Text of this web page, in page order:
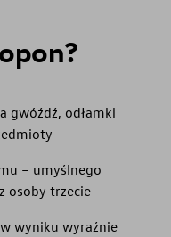
gwóźdź, odłamki
– umyślnego
osoby trzecie
wyniku wyraźnie